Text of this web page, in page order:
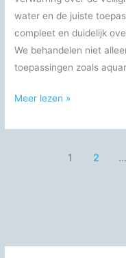
water en de juiste
compleet en duidelijk
We behandelen niet
toepassingen zoals
Gedemineraliseerd
Veiligheid,
Meer lezen »
1 2 …